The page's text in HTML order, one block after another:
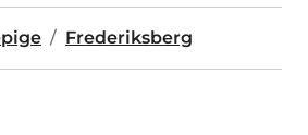
Frederiksberg